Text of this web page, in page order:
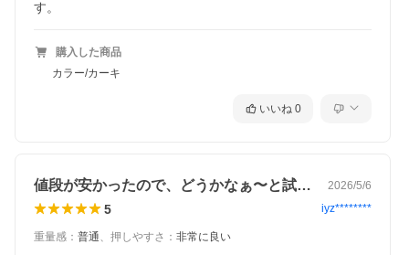
す。
購入した商品
カラー/カーキ
いいね 0
値段が安かったので、どうかなぁ〜と試し… 2026/5/6
5 iyz********
重量感 ： 普通、 押しやすさ ： 非常に良い